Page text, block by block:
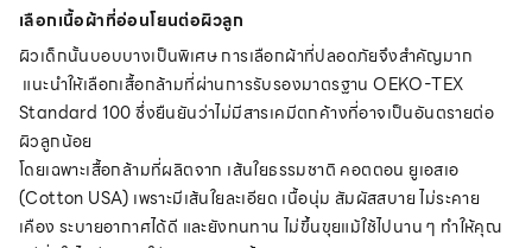
เลือกเนื้อผ้าที่อ่อนโยนต่อผิวลูก
ผิวเด็กนั้นบอบบางเป็นพิเศษ การเลือกผ้าที่ปลอดภัยจึงสำคัญมาก
แนะนำให้เลือกเสื้อกล้ามที่ผ่านการรับรองมาตรฐาน OEKO-TEX
Standard 100 ซึ่งยืนยันว่าไม่มีสารเคมีตกค้างที่อาจเป็นอันตรายต่อ
ผิวลูกน้อย
โดยเฉพาะเสื้อกล้ามที่ผลิตจาก เส้นใยธรรมชาติ คอตตอน ยูเอสเอ
(Cotton USA) เพราะมีเส้นใยละเอียด เนื้อนุ่ม สัมผัสสบาย ไม่ระคาย
เคือง ระบายอากาศได้ดี และยังทนทาน ไม่ขึ้นขุยแม้ใช้ไปนาน ๆ ทำให้คุณ